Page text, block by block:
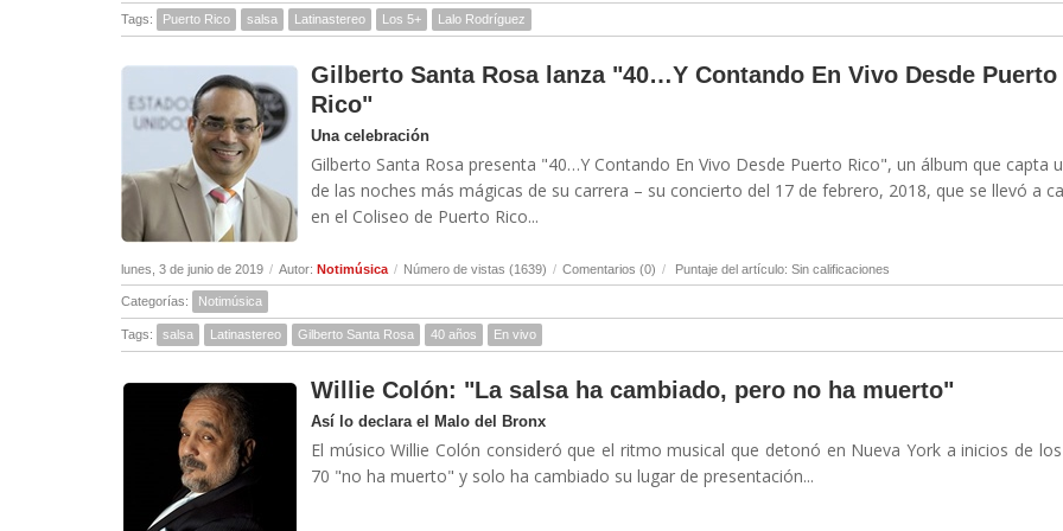
Tags: Puerto Rico salsa Latinastereo Los 5+ Lalo Rodríguez
Gilberto Santa Rosa lanza "40…Y Contando En Vivo Desde Puerto
Rico"
Una celebración
Gilberto Santa Rosa presenta "40…Y Contando En Vivo Desde Puerto Rico", un álbum que capta
de las noches más mágicas de su carrera – su concierto del 17 de febrero, 2018, que se llevó a
en el Coliseo de Puerto Rico...
lunes, 3 de junio de 2019 / Autor: Notimúsica / Número de vistas (1639) / Comentarios (0) / Puntaje del artículo: Sin calificaciones
Categorías: Notimúsica
Tags: salsa Latinastereo Gilberto Santa Rosa 40 años En vivo
Willie Colón: "La salsa ha cambiado, pero no ha muerto"
Así lo declara el Malo del Bronx
El músico Willie Colón consideró que el ritmo musical que detonó en Nueva York a inicios de
70 "no ha muerto" y solo ha cambiado su lugar de presentación...